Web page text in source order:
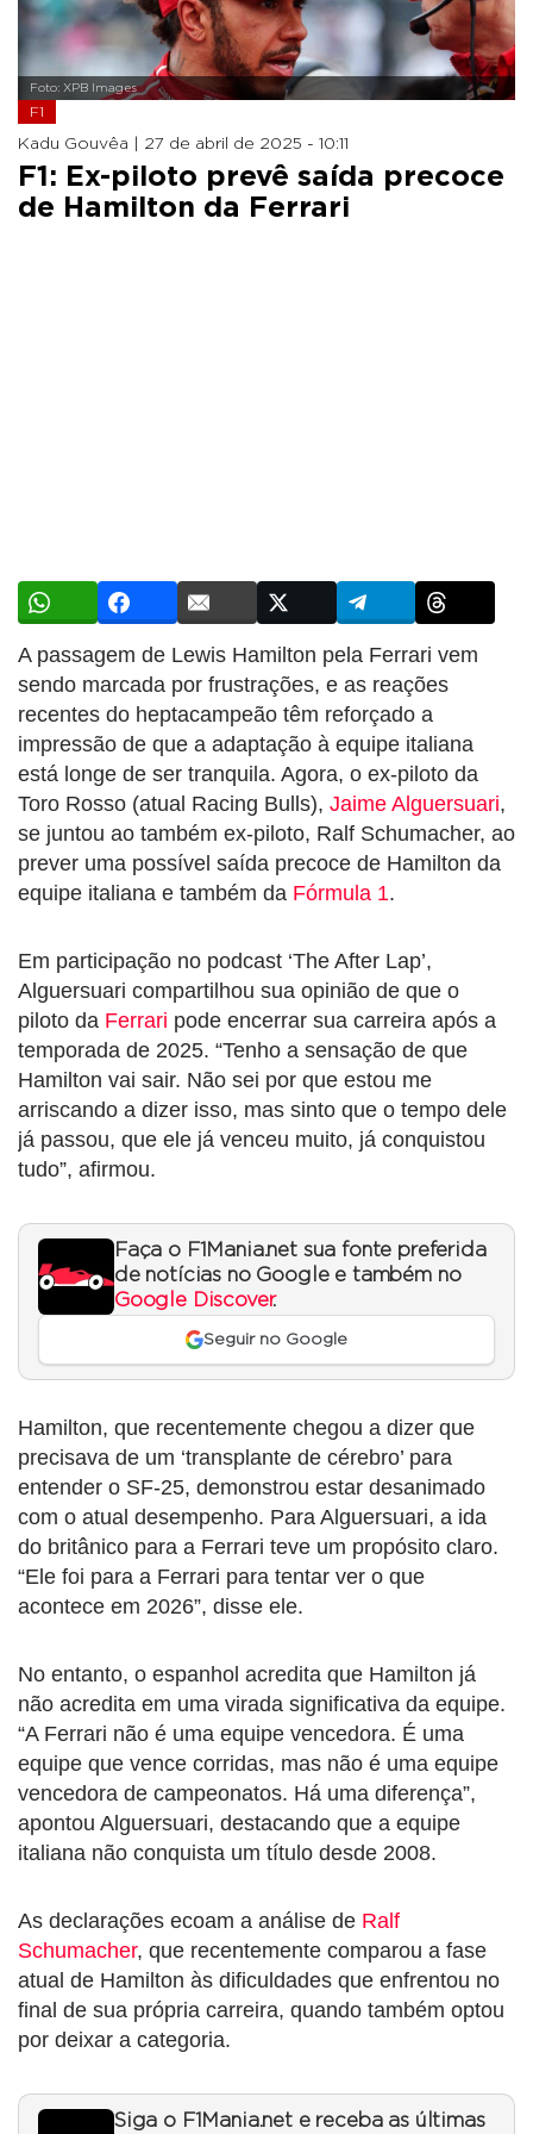
Foto: XPB Images
F1
Kadu Gouvêa | 27 de abril de 2025 - 10:11
F1: Ex-piloto prevê saída precoce
de Hamilton da Ferrari
A passagem de Lewis Hamilton pela Ferrari vem
sendo marcada por frustrações, e as reações
recentes do heptacampeão têm reforçado a
impressão de que a adaptação à equipe italiana
está longe de ser tranquila. Agora, o ex-piloto da
Toro Rosso (atual Racing Bulls), Jaime Alguersuari,
se juntou ao também ex-piloto, Ralf Schumacher, ao
prever uma possível saída precoce de Hamilton da
equipe italiana e também da Fórmula 1.
Em participação no podcast ‘The After Lap’,
Alguersuari compartilhou sua opinião de que o
piloto da Ferrari pode encerrar sua carreira após a
temporada de 2025. “Tenho a sensação de que
Hamilton vai sair. Não sei por que estou me
arriscando a dizer isso, mas sinto que o tempo dele
já passou, que ele já venceu muito, já conquistou
tudo”, afirmou.
Faça o F1Mania.net sua fonte preferida
de notícias no Google e também no
Google Discover.
Seguir no Google
Hamilton, que recentemente chegou a dizer que
precisava de um ‘transplante de cérebro’ para
entender o SF-25, demonstrou estar desanimado
com o atual desempenho. Para Alguersuari, a ida
do britânico para a Ferrari teve um propósito claro.
“Ele foi para a Ferrari para tentar ver o que
acontece em 2026”, disse ele.
No entanto, o espanhol acredita que Hamilton já
não acredita em uma virada significativa da equipe.
“A Ferrari não é uma equipe vencedora. É uma
equipe que vence corridas, mas não é uma equipe
vencedora de campeonatos. Há uma diferença”,
apontou Alguersuari, destacando que a equipe
italiana não conquista um título desde 2008.
As declarações ecoam a análise de Ralf
Schumacher, que recentemente comparou a fase
atual de Hamilton às dificuldades que enfrentou no
final de sua própria carreira, quando também optou
por deixar a categoria.
Siga o F1Mania.net e receba as últimas